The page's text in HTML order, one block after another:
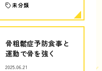
未分類
骨粗鬆症予防食事と
運動で骨を強く
2025.06.21